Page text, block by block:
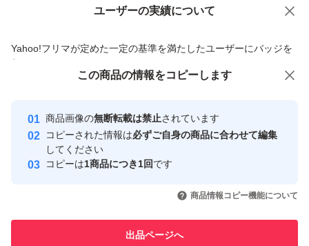
久保田、作、澤屋まつもと、大吟醸、純米大吟醸、日本
冩楽、飛露喜、十四代、磯自慢
くどき上手、澤屋まつもと、花陽浴、勝駒、九平次、久保
ユーザーの実績について
Yahoo!フリマが定めた一定の基準を満たしたユーザーにバッジを
付与しています
安心取引出品者
心・安全なユーザーです
取引実績
引を完了させた実績があります
での取引実績があります
価格の相談 商品への質問
この商品の情報をコピーします
商品画像の無断転載は禁止されています
コピーされた情報は必ずご自身の商品に合わせて編集
してください
コピーは1商品につき1回です
商品情報コピー機能について
出品ページへ
この商品をみている人にオススメ